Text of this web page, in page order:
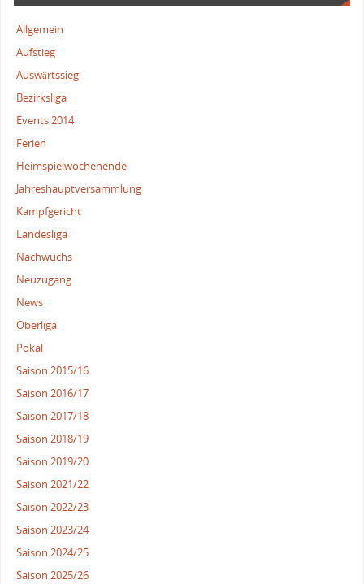
Allgemein
Aufstieg
Auswärtssieg
Bezirksliga
Events 2014
Ferien
Heimspielwochenende
Jahreshauptversammlung
Kampfgericht
Landesliga
Nachwuchs
Neuzugang
News
Oberliga
Pokal
Saison 2015/16
Saison 2016/17
Saison 2017/18
Saison 2018/19
Saison 2019/20
Saison 2021/22
Saison 2022/23
Saison 2023/24
Saison 2024/25
Saison 2025/26